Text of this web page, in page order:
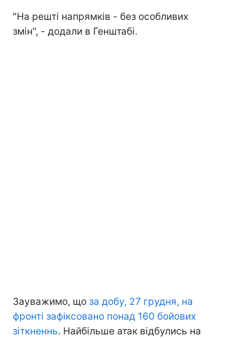
"На решті напрямків - без особливих
змін", - додали в Генштабі.
Зауважимо, що за добу, 27 грудня, на
фронті зафіксовано понад 160 бойових
зіткненнь. Найбільше атак відбулись на